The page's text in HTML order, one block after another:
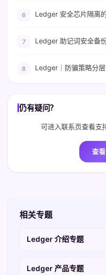
Ledger 安全芯片隔离
Ledger 助记词安全备
Ledger｜防骗策略分层
仍有疑问？
可进入联系页查看支
查
相关专题
Ledger 介绍专题
Ledger 产品专题